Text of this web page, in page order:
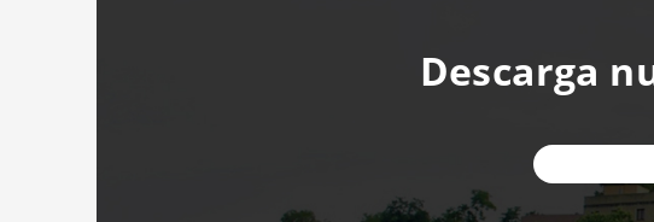
Descarga